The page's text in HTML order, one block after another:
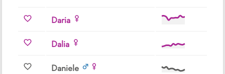
Daria
Dalia
Daniele